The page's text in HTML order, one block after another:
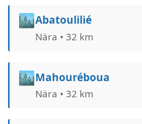
🏙️Abatoulilié
Nära • 32 km
🏙️Mahouréboua
Nära • 32 km